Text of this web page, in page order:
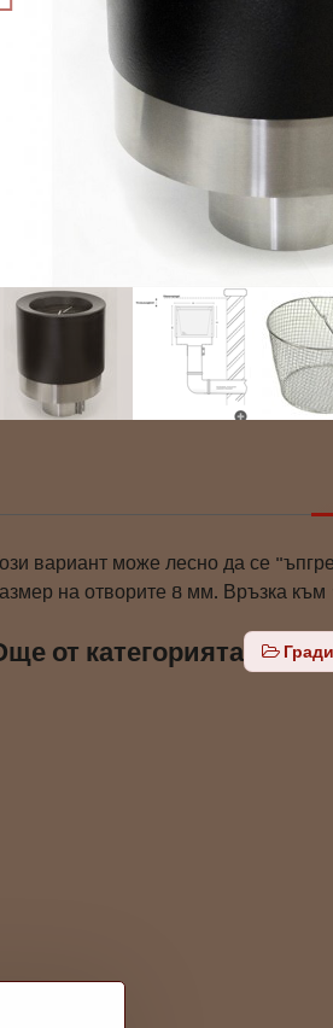
вариант може лесно да се
на отворите 8 мм. Връзка
от категорията